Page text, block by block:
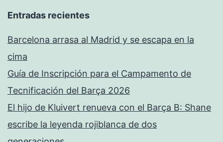
Entradas recientes
Barcelona arrasa al Madrid y se escapa en la
cima
Guía de Inscripción para el Campamento de
Tecnificación del Barça 2026
El hijo de Kluivert renueva con el Barça B: Shane
escribe la leyenda rojiblanca de dos